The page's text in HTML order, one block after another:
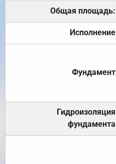
Общая площадь:
Исполнение
Фундамент
Гидроизоляция
фундамента